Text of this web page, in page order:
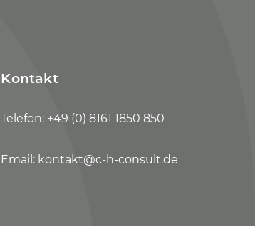
Kontakt
Telefon: +49 (0) 8161 1850 850
Email: kontakt@c-h-consult.de